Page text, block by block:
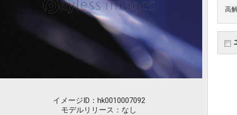
イメージID：hk0010007092
モデルリリース：なし
高